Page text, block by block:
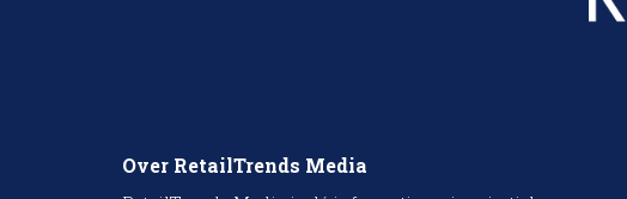
Over RetailTrends Media